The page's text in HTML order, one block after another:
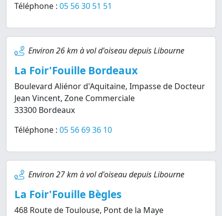
Téléphone : 05 56 30 51 51
Environ 26 km à vol d'oiseau depuis Libourne
La Foir'Fouille Bordeaux
Boulevard Aliénor d'Aquitaine, Impasse de Docteur
Jean Vincent, Zone Commerciale
33300 Bordeaux
Téléphone : 05 56 69 36 10
Environ 27 km à vol d'oiseau depuis Libourne
La Foir'Fouille Bègles
468 Route de Toulouse, Pont de la Maye